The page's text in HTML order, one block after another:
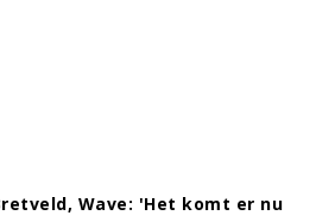
Wave: 'Het komt er nu